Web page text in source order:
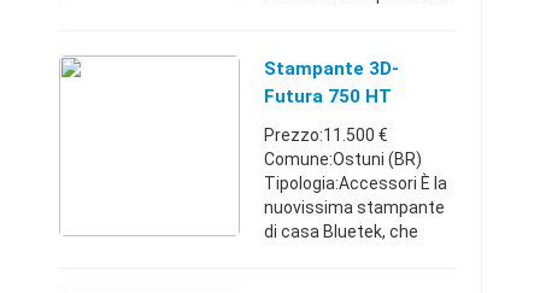
Stampante 3D-
Futura 750 HT
Prezzo:11.500 €
Comune:Ostuni (BR)
Tipologia:Accessori È la
nuovissima stampante
di casa Bluetek, che